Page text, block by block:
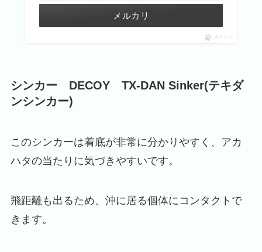
メルカリ
ポチップ
シンカー DECOY TX-DAN Sinker(テキダ
ンシンカー)
このシンカーは着底が非常に分かりやすく、アカ
ハタの当たりに気づきやすいです。
飛距離も出るため、沖に居る個体にコンタクトで
きます。